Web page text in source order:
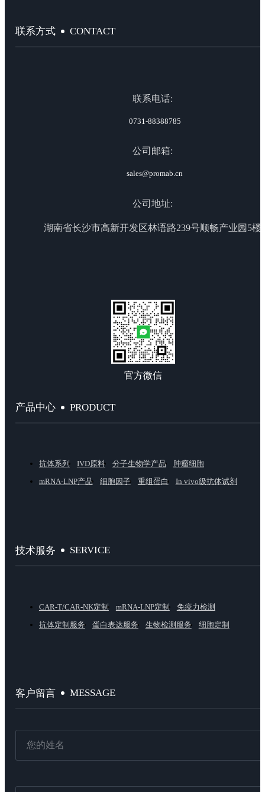
联系方式 CONTACT
联系电话:
0731-88388785
公司邮箱:
sales@promab.cn
公司地址:
湖南省长沙市高新开发区林语路239号顺畅产业园5楼
官方微信
产品中心 PRODUCT
抗体系列 IVD原料 分子生物学产品
肿瘤细胞
mRNA-LNP产品
细胞因子 重组蛋白 In vivo级抗体试剂
技术服务 SERVICE
CAR-T/CAR-NK定制 mRNA-LNP定制
免疫力检测
抗体定制服务
蛋白表达服务 生物检测服务 细胞定制
客户留言 MESSAGE